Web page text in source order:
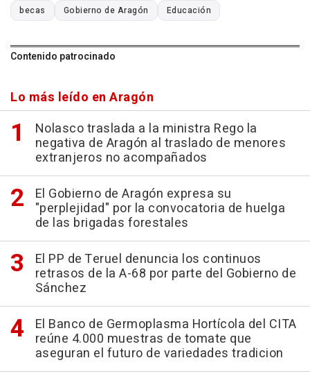
becas Gobierno de Aragón Educación
Contenido patrocinado
Lo más leído en Aragón
Nolasco traslada a la ministra Rego la
negativa de Aragón al traslado de menores
extranjeros no acompañados
El Gobierno de Aragón expresa su
"perplejidad" por la convocatoria de huelga
de las brigadas forestales
El PP de Teruel denuncia los continuos
retrasos de la A-68 por parte del Gobierno de
Sánchez
El Banco de Germoplasma Hortícola del CITA
reúne 4.000 muestras de tomate que
aseguran el futuro de variedades tradicion